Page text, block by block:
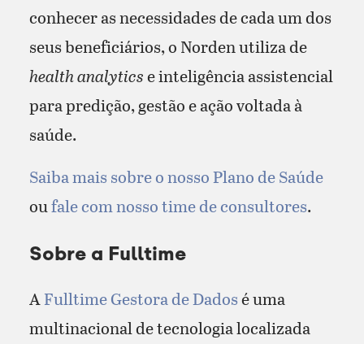
conhecer as necessidades de cada um dos
seus beneficiários, o Norden utiliza de
health analyticse inteligência assistencial
para predição, gestão e ação voltada à
saúde.
Saiba mais sobre o nosso Plano de Saúde
oufale com nosso time de consultores.
Sobre a Fulltime
AFulltime Gestora de Dadosé uma
multinacional de tecnologia localizada